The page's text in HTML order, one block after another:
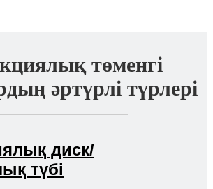
төменгі
әртүрлі түрлері
диск/
түбі